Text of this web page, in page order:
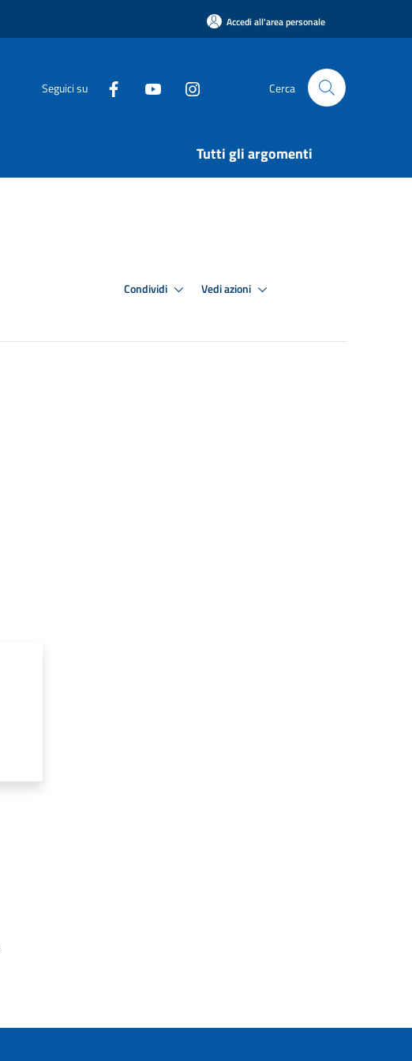
Accedi all'area personale
Seguici su Cerca
Tutti gli argomenti
Condividi Vedi azioni